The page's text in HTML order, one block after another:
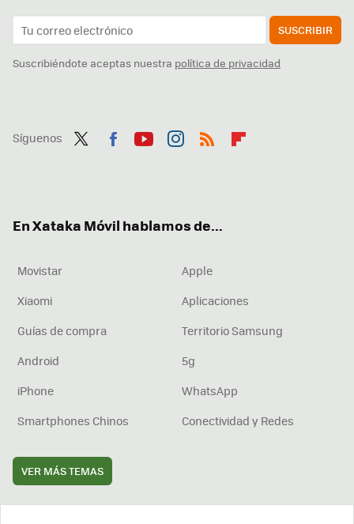
SUSCRIBIR
Suscribiéndote aceptas nuestra política de privacidad
Síguenos
En Xataka Móvil hablamos de...
Movistar
Apple
Xiaomi
Aplicaciones
Guías de compra
Territorio Samsung
Android
5g
iPhone
WhatsApp
Smartphones Chinos
Conectividad y Redes
VER MÁS TEMAS